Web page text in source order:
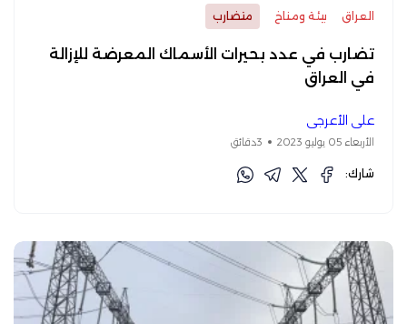
العراق بيئة ومناخ متضارب
تضارب في عدد بحيرات الأسماك المعرضة للإزالة
في العراق
علي الأعرجي
الأربعاء 05 يوليو 2023 3دقائق
شارك: